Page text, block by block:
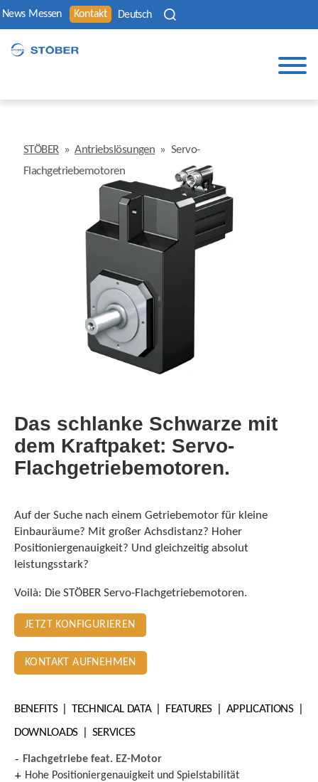
News Messen Kontakt Deutsch
STÖBER » Antriebslösungen » Servo-
Flachgetriebemotoren
Das schlanke Schwarze mit
dem Kraftpaket: Servo-
Flachgetriebe­motoren.
Auf der Suche nach einem Getriebemotor für kleine
Einbauräume? Mit großer Achsdistanz? Hoher
Positioniergenauigkeit? Und gleichzeitig absolut
leistungsstark?
Voilà: Die STÖBER Servo-Flachgetriebemotoren.
JETZT KONFIGURIEREN
KONTAKT AUFNEHMEN
BENEFITS TECHNICAL DATA FEATURES
APPLICATIONS
DOWNLOADS
SERVICES
Flachgetriebe feat. EZ-Motor
Hohe Positioniergenauigkeit und Spielstabilität